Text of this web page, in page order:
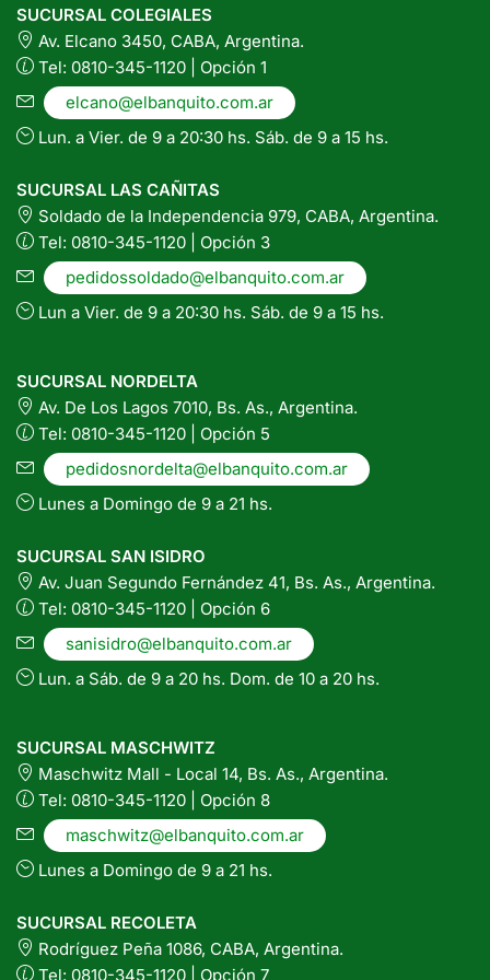
SUCURSAL COLEGIALES
Av. Elcano 3450, CABA, Argentina.
Tel: 0810-345-1120 | Opción 1
elcano@elbanquito.com.ar
Lun. a Vier. de 9 a 20:30 hs. Sáb. de 9 a 15 hs.
SUCURSAL LAS CAÑITAS
Soldado de la Independencia 979, CABA, Argentina.
Tel: 0810-345-1120 | Opción 3
pedidossoldado@elbanquito.com.ar
Lun a Vier. de 9 a 20:30 hs. Sáb. de 9 a 15 hs.
SUCURSAL NORDELTA
Av. De Los Lagos 7010, Bs. As., Argentina.
Tel: 0810-345-1120 | Opción 5
pedidosnordelta@elbanquito.com.ar
Lunes a Domingo de 9 a 21 hs.
SUCURSAL SAN ISIDRO
Av. Juan Segundo Fernández 41, Bs. As., Argentina.
Tel: 0810-345-1120 | Opción 6
sanisidro@elbanquito.com.ar
Lun. a Sáb. de 9 a 20 hs. Dom. de 10 a 20 hs.
SUCURSAL MASCHWITZ
Maschwitz Mall - Local 14, Bs. As., Argentina.
Tel: 0810-345-1120 | Opción 8
maschwitz@elbanquito.com.ar
Lunes a Domingo de 9 a 21 hs.
SUCURSAL RECOLETA
Rodríguez Peña 1086, CABA, Argentina.
Tel: 0810-345-1120 | Opción 7